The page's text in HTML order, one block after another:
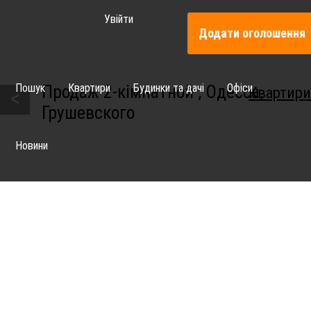
Пошук Квартири Будинки та дачі Офіси
Новини
Увійти
Додати оголошення
Продаж 2-кімнатной , Одесса,
Грушевского
Квартири
<